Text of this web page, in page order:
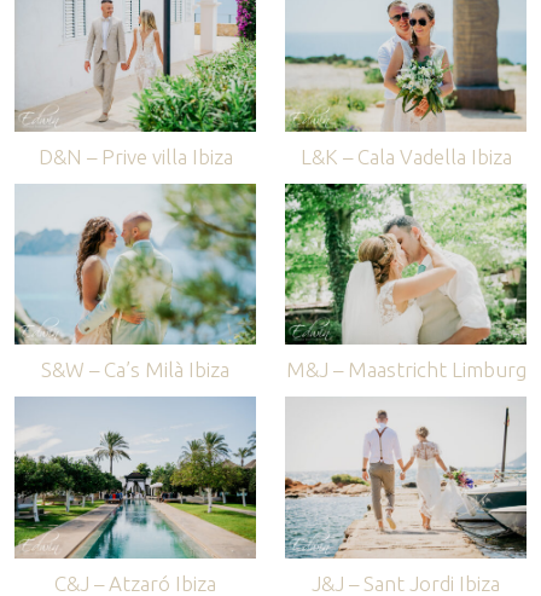
D&N – Prive villa Ibiza L&K – Cala Vadella Ibiza
S&W – Ca’s Milà Ibiza M&J – Maastricht Limburg
C&J – Atzaró Ibiza J&J – Sant Jordi Ibiza